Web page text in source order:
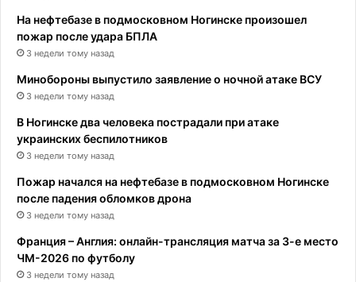
На нефтебазе в подмосковном Ногинске произошел
пожар после удара БПЛА
3 недели тому назад
Минобороны выпустило заявление о ночной атаке ВСУ
3 недели тому назад
В Ногинске два человека пострадали при атаке
украинских беспилотников
3 недели тому назад
Пожар начался на нефтебазе в подмосковном Ногинске
после падения обломков дрона
3 недели тому назад
Франция – Англия: онлайн-трансляция матча за 3-е место
ЧМ-2026 по футболу
3 недели тому назад